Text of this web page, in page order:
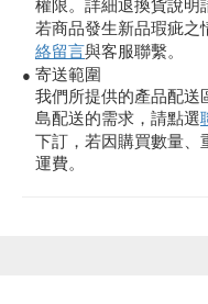
權限。詳細退換貨說明
若商品發生新品瑕疵之
絡留言與客服聯繫。
● 寄送範圍
我們所提供的產品配送
島配送的需求，請點選
下訂，若因購買數量、
運費。